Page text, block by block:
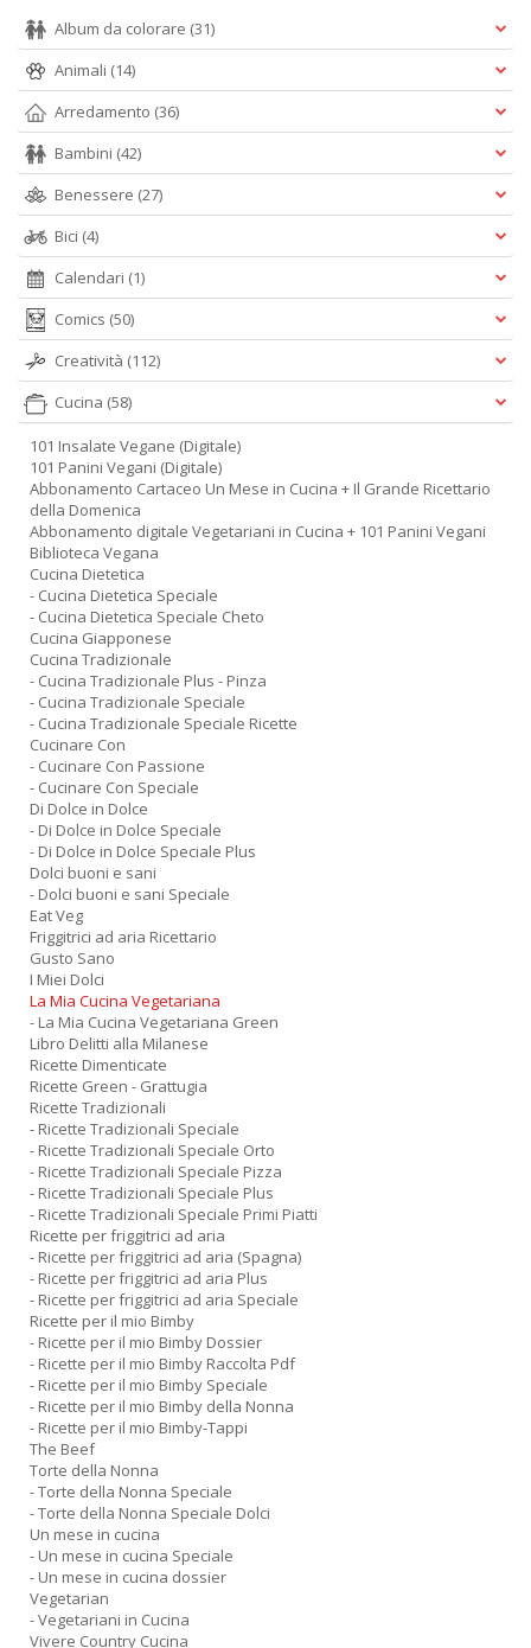
Album da colorare (31)
Animali (14)
Arredamento (36)
Bambini (42)
Benessere (27)
Bici (4)
Calendari (1)
Comics (50)
Creatività (112)
Cucina (58)
101 Insalate Vegane (Digitale)
101 Panini Vegani (Digitale)
Abbonamento Cartaceo Un Mese in Cucina + Il Grande Ricettario
della Domenica
Abbonamento digitale Vegetariani in Cucina + 101 Panini Vegani
Biblioteca Vegana
Cucina Dietetica
- Cucina Dietetica Speciale
- Cucina Dietetica Speciale Cheto
Cucina Giapponese
Cucina Tradizionale
- Cucina Tradizionale Plus - Pinza
- Cucina Tradizionale Speciale
- Cucina Tradizionale Speciale Ricette
Cucinare Con
- Cucinare Con Passione
- Cucinare Con Speciale
Di Dolce in Dolce
- Di Dolce in Dolce Speciale
- Di Dolce in Dolce Speciale Plus
Dolci buoni e sani
- Dolci buoni e sani Speciale
Eat Veg
Friggitrici ad aria Ricettario
Gusto Sano
I Miei Dolci
La Mia Cucina Vegetariana
- La Mia Cucina Vegetariana Green
Libro Delitti alla Milanese
Ricette Dimenticate
Ricette Green - Grattugia
Ricette Tradizionali
- Ricette Tradizionali Speciale
- Ricette Tradizionali Speciale Orto
- Ricette Tradizionali Speciale Pizza
- Ricette Tradizionali Speciale Plus
- Ricette Tradizionali Speciale Primi Piatti
Ricette per friggitrici ad aria
- Ricette per friggitrici ad aria (Spagna)
- Ricette per friggitrici ad aria Plus
- Ricette per friggitrici ad aria Speciale
Ricette per il mio Bimby
- Ricette per il mio Bimby Dossier
- Ricette per il mio Bimby Raccolta Pdf
- Ricette per il mio Bimby Speciale
- Ricette per il mio Bimby della Nonna
- Ricette per il mio Bimby-Tappi
The Beef
Torte della Nonna
- Torte della Nonna Speciale
- Torte della Nonna Speciale Dolci
Un mese in cucina
- Un mese in cucina Speciale
- Un mese in cucina dossier
Vegetarian
- Vegetariani in Cucina
Vivere Country Cucina